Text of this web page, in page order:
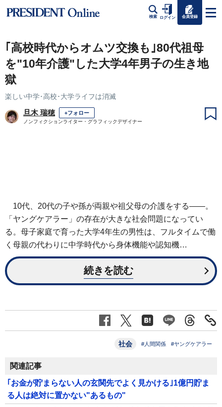
検索 ログイン 会員登録
｢高校時代からオムツ交換も｣80代祖母
を"10年介護"した大学4年男子の生き地
獄
楽しい中学･高校･大学ライフは消滅
旦木 瑞穂 +フォロー
ノンフィクションライター・グラフィックデザイナー
10代、20代の子や孫が両親や祖父母の介護をする――。
「ヤングケアラー」の存在が大きな社会問題になってい
る。母子家庭で育った大学4年生の男性は、フルタイムで働
く母親の代わりに中学時代から身体機能や認知機…
続きを読む
社会 #人間関係 #ヤングケアラー
関連記事
｢お金が貯まらない人の玄関先でよく見かける｣1億円貯ま
る人は絶対に置かない"あるもの"